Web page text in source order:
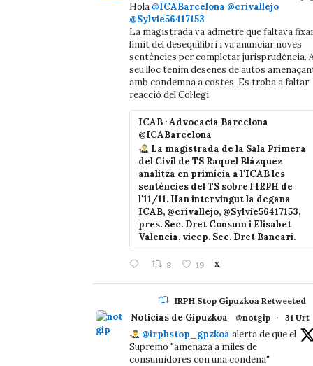
Hola @ICABarcelona @crivallejo
@Sylvie56417153
La magistrada va admetre que faltava
límit del desequilibri i va anunciar noves
sentències per completar jurisprudència.
seu lloc tenim desenes de autos
amb condemna a costes. Es troba a faltar
reacció del Col·legi
ICAB · Advocacia Barcelona
@ICABarcelona
La magistrada de la Sala Primera
del Civil de TS Raquel Blázquez
analitza en primícia a l'ICAB les
sentències del TS sobre l'IRPH de
l'11/11. Han intervingut la degana
ICAB, @crivallejo, @Sylvie56417153,
pres. Sec. Dret Consum i Elisabet
Valencia, vicep. Sec. Dret Bancari.
8 19 X
IRPH Stop Gipuzkoa Retweeted
Noticias de Gipuzkoa @notgip · 31 Urt
@irphstop_gpzkoa alerta de que el
Supremo "amenaza a miles de
consumidores con una condena"